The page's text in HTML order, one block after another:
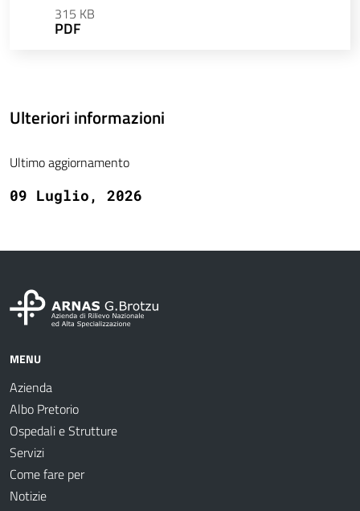
315 KB
PDF
Ulteriori informazioni
Ultimo aggiornamento
09 Luglio, 2026
MENU
Azienda
Albo Pretorio
Ospedali e Strutture
Servizi
Come fare per
Notizie